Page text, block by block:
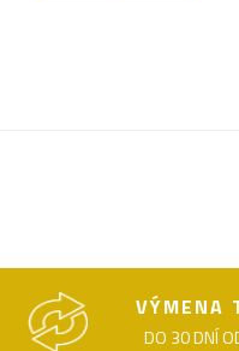
VÝMENA
DO 30 DNÍ